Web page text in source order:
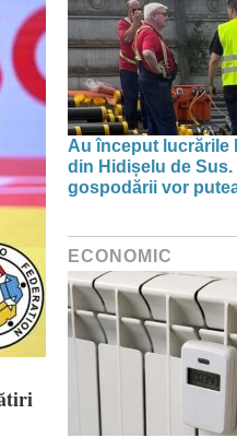
Au început lucrările
din Hidișelu de Sus.
gospodării vor
ECONOMIC